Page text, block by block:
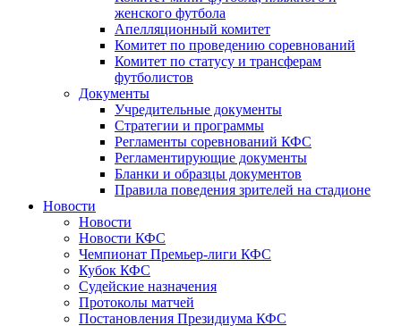
женского футбола
Апелляционный комитет
Комитет по проведению соревнований
Комитет по статусу и трансферам
футболистов
Документы
Учредительные документы
Стратегии и программы
Регламенты соревнований КФС
Регламентирующие документы
Бланки и образцы документов
Правила поведения зрителей на стадионе
Новости
Новости
Новости КФС
Чемпионат Премьер-лиги КФС
Кубок КФС
Судейские назначения
Протоколы матчей
Постановления Президиума КФС